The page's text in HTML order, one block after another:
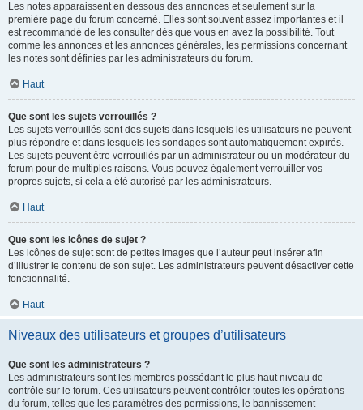
Les notes apparaissent en dessous des annonces et seulement sur la
première page du forum concerné. Elles sont souvent assez importantes et il
est recommandé de les consulter dès que vous en avez la possibilité. Tout
comme les annonces et les annonces générales, les permissions concernant
les notes sont définies par les administrateurs du forum.
Haut
Que sont les sujets verrouillés ?
Les sujets verrouillés sont des sujets dans lesquels les utilisateurs ne peuvent
plus répondre et dans lesquels les sondages sont automatiquement expirés.
Les sujets peuvent être verrouillés par un administrateur ou un modérateur du
forum pour de multiples raisons. Vous pouvez également verrouiller vos
propres sujets, si cela a été autorisé par les administrateurs.
Haut
Que sont les icônes de sujet ?
Les icônes de sujet sont de petites images que l’auteur peut insérer afin
d’illustrer le contenu de son sujet. Les administrateurs peuvent désactiver cette
fonctionnalité.
Haut
Niveaux des utilisateurs et groupes d’utilisateurs
Que sont les administrateurs ?
Les administrateurs sont les membres possédant le plus haut niveau de
contrôle sur le forum. Ces utilisateurs peuvent contrôler toutes les opérations
du forum, telles que les paramètres des permissions, le bannissement